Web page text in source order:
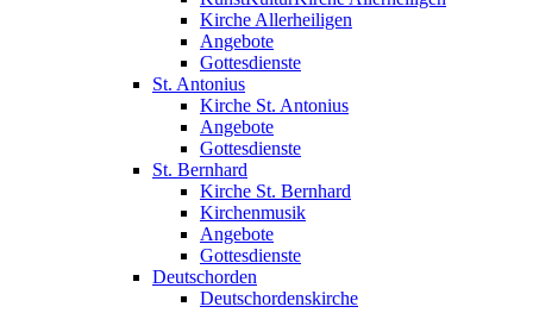
Kirche Allerheiligen
Angebote
Gottesdienste
St. Antonius
Kirche St. Antonius
Angebote
Gottesdienste
St. Bernhard
Kirche St. Bernhard
Kirchenmusik
Angebote
Gottesdienste
Deutschorden
Deutschordenskirche